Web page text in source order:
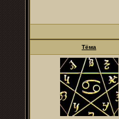
Тёма